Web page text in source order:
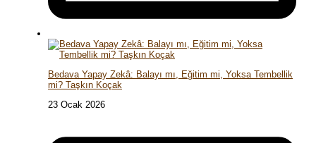
Bedava Yapay Zekâ: Balayı mı, Eğitim mi, Yoksa Tembellik
mi? Taşkın Koçak
23 Ocak 2026